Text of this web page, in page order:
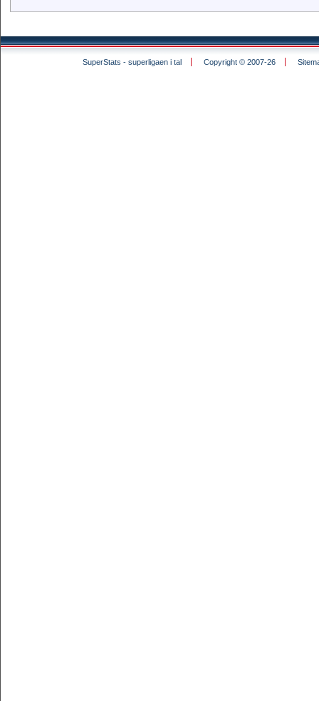
SuperStats - superligaen i tal Copyright © 2007-26